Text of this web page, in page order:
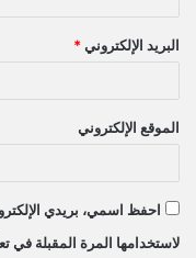
البريد الإلكتروني *
الموقع الإلكتروني
احفظ اسمي، بريدي
لاستخدامها المرة المقبلة في